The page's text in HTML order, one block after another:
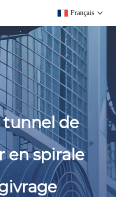
Français
de
en spirale